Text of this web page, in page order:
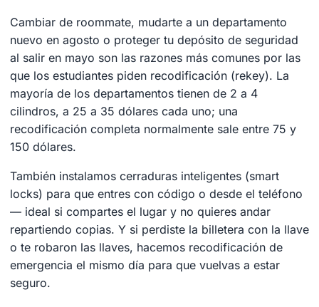
Cambiar de roommate, mudarte a un departamento
nuevo en agosto o proteger tu depósito de seguridad
al salir en mayo son las razones más comunes por las
que los estudiantes piden recodificación (rekey). La
mayoría de los departamentos tienen de 2 a 4
cilindros, a 25 a 35 dólares cada uno; una
recodificación completa normalmente sale entre 75 y
150 dólares.
También instalamos cerraduras inteligentes (smart
locks) para que entres con código o desde el teléfono
— ideal si compartes el lugar y no quieres andar
repartiendo copias. Y si perdiste la billetera con la llave
o te robaron las llaves, hacemos recodificación de
emergencia el mismo día para que vuelvas a estar
seguro.